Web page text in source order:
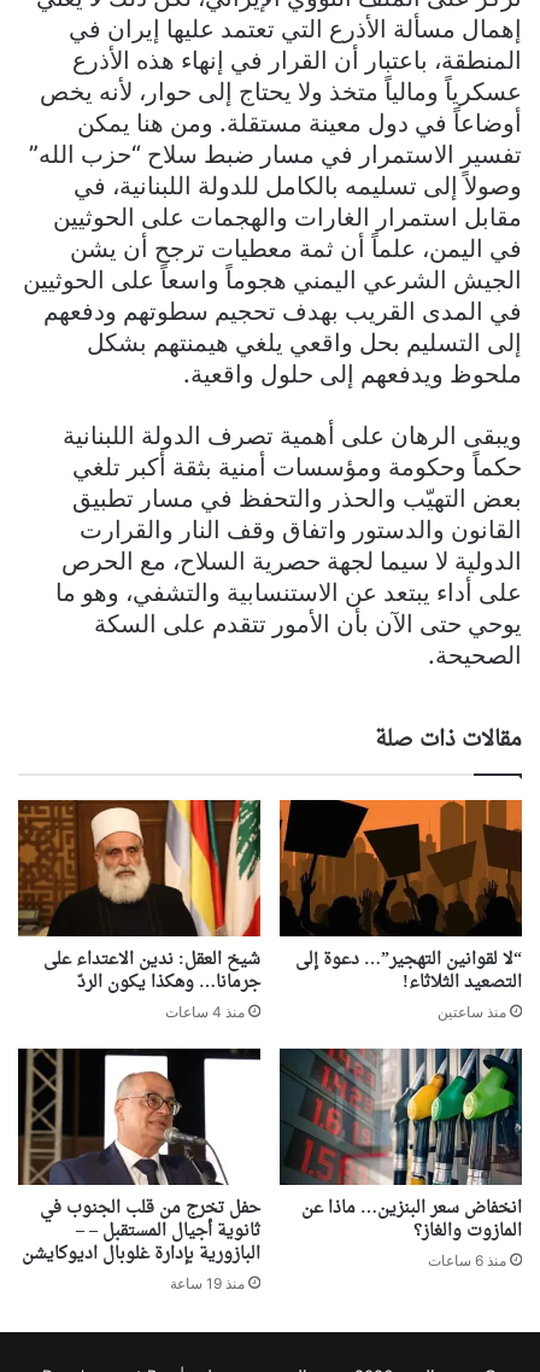
إهمال مسألة الأذرع التي تعتمد عليها إيران في
المنطقة، باعتبار أن القرار في إنهاء هذه الأذرع
عسكرياً ومالياً متخذ ولا يحتاج إلى حوار، لأنه يخص
أوضاعاً في دول معينة مستقلة. ومن هنا يمكن
تفسير الاستمرار في مسار ضبط سلاح “حزب الله”
وصولاً إلى تسليمه بالكامل للدولة اللبنانية، في
مقابل استمرار الغارات والهجمات على الحوثيين
في اليمن، علماً أن ثمة معطيات ترجح أن يشن
الجيش الشرعي اليمني هجوماً واسعاً على الحوثيين
في المدى القريب بهدف تحجيم سطوتهم ودفعهم
إلى التسليم بحل واقعي يلغي هيمنتهم بشكل
ملحوظ ويدفعهم إلى حلول واقعية.
ويبقى الرهان على أهمية تصرف الدولة اللبنانية
حكماً وحكومة ومؤسسات أمنية بثقة أكبر تلغي
بعض التهيّب والحذر والتحفظ في مسار تطبيق
القانون والدستور واتفاق وقف النار والقرارت
الدولية لا سيما لجهة حصرية السلاح، مع الحرص
على أداء يبتعد عن الاستنسابية والتشفي، وهو ما
يوحي حتى الآن بأن الأمور تتقدم على السكة
الصحيحة.
مقالات ذات صلة
“لا لقوانين التهجير”… دعوة إلى
التصعيد الثلاثاء!
منذ ساعتين
شيخ العقل: ندين الاعتداء على
جرمانا… وهكذا يكون الردّ
منذ 4 ساعات
انخفاض سعر البنزين… ماذا عن
المازوت والغاز؟
منذ 6 ساعات
حفل تخرج من قلب الجنوب في
ثانوية أجيال المستقبل – –
البازورية بإدارة غلوبال اديوكايشن
منذ 19 ساعة